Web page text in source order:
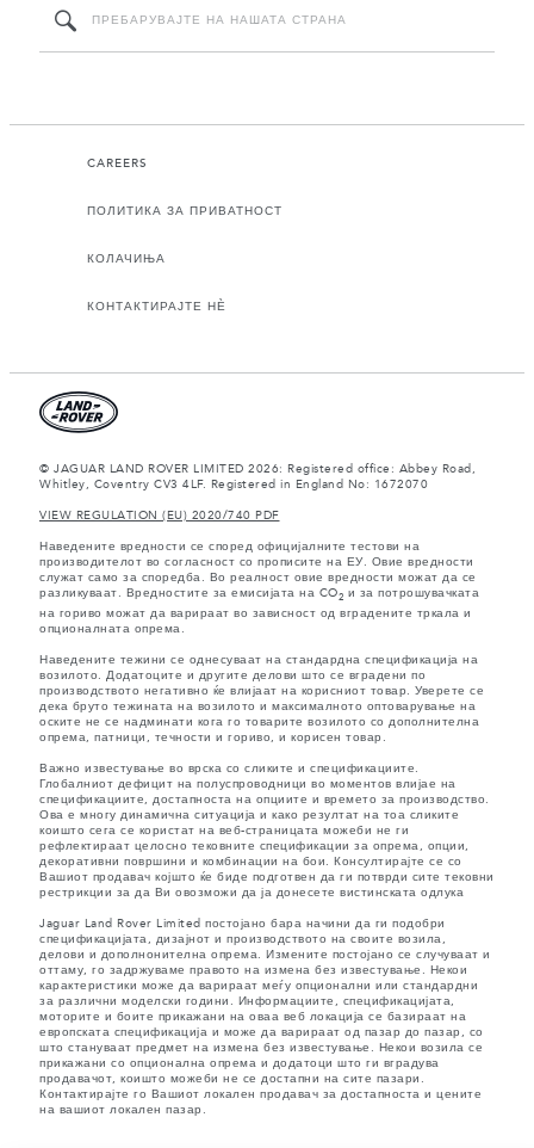
CAREERS
ПОЛИТИКА ЗА ПРИВАТНОСТ
КОЛАЧИЊА
КОНТАКТИРАЈТЕ НЀ
© JAGUAR LAND ROVER LIMITED 2026: Registered office: Abbey Road,
Whitley, Coventry CV3 4LF. Registered in England No: 1672070
VIEW REGULATION (EU) 2020/740 PDF
Наведените вредности се според официјалните тестови на
производителот во согласност со прописите на ЕУ. Овие вредности
служат само за споредба. Во реалност овие вредности можат да се
разликуваат. Вредностите за емисијата на CO2 и за потрошувачката
на гориво можат да варираат во зависност од вградените тркала и
опционалната опрема.
Наведените тежини се однесуваат на стандардна спецификација на
возилото. Додатоците и другите делови што се вградени по
производството негативно ќе влијаат на корисниот товар. Уверете се
дека бруто тежината на возилото и максималното оптоварување на
оските не се надминати кога го товарите возилото со дополнителна
опрема, патници, течности и гориво, и корисен товар.
Важно известување во врска со сликите и спецификациите.
Глобалниот дефицит на полуспроводници во моментов влијае на
спецификациите, достапноста на опциите и времето за производство.
Ова е многу динамична ситуација и како резултат на тоа сликите
коишто сега се користат на веб-страницата можеби не ги
рефлектираат целосно тековните спецификации за опрема, опции,
декоративни површини и комбинации на бои. Консултирајте се со
Вашиот продавач којшто ќе биде подготвен да ги потврди сите тековни
рестрикции за да Ви овозможи да ја донесете вистинската одлука
Jaguar Land Rover Limited постојано бара начини да ги подобри
спецификацијата, дизајнот и производството на своите возила,
делови и дополнонителна опрема. Измените постојано се случуваат и
оттаму, го задржуваме правото на измена без известување. Некои
карактеристики може да варираат меѓу опционални или стандардни
за различни моделски години. Информациите, спецификацијата,
моторите и боите прикажани на оваа веб локација се базираат на
европската спецификација и може да варираат од пазар до пазар, со
што стануваат предмет на измена без известување. Некои возила се
прикажани со опционална опрема и додатоци што ги вградува
продавачот, коишто можеби не се достапни на сите пазари.
Контактирајте го Вашиот локален продавач за достапноста и цените
на вашиот локален пазар.